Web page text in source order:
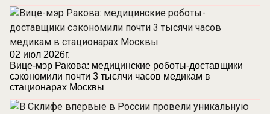
02 июл 2026г.
Вице-мэр Ракова: медицинские роботы-доставщики
сэкономили почти 3 тысячи часов медикам в
стационарах Москвы